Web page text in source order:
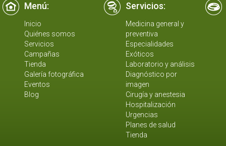
Menú: Servicios:
Inicio
Quiénes somos
Servicios
Campañas
Tienda
Galería fotográfica
Eventos
Blog
Medicina general y
preventiva
Especialidades
Exóticos
Laboratorio y análisis
Diagnóstico por
imagen
Cirugía y anestesia
Hospitalización
Urgencias
Planes de salud
Tienda